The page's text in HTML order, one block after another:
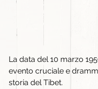
La data del 10 marzo
evento cruciale e
storia del Tibet.